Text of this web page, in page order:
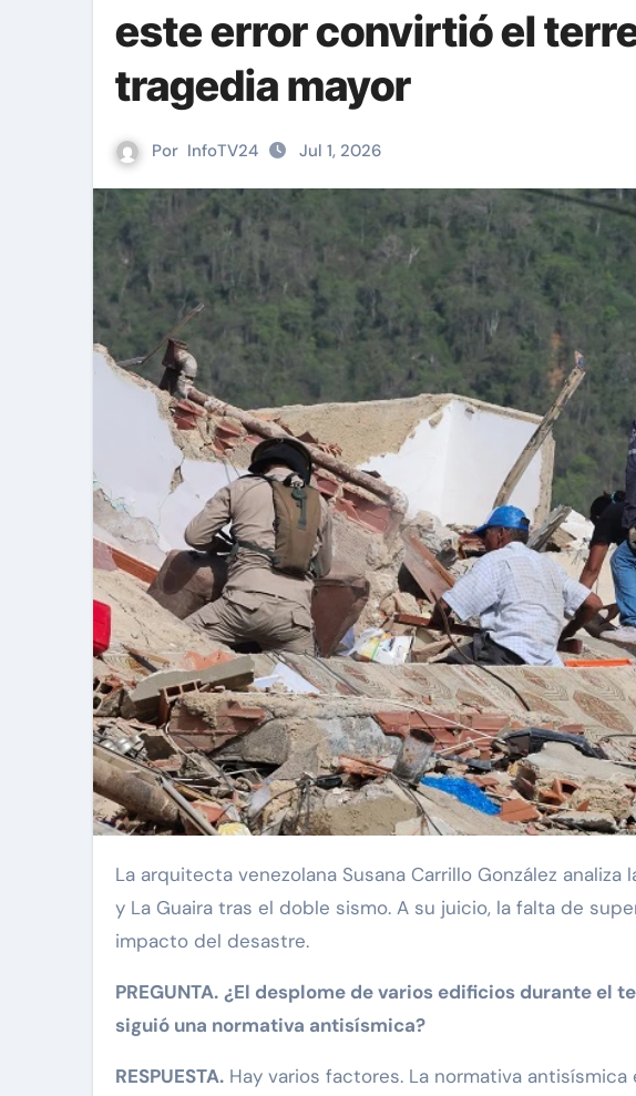
este error convirtió el
tragedia mayor
Por InfoTV24 Jul 1, 2026
La arquitecta venezolana Susana Carrillo González analiza las causas del colapso de edificios en Caracas
y La Guaira tras el doble sismo. A su juicio, la falta de
impacto del desastre.
PREGUNTA. ¿El desplome de varios edificios durante el
siguió una normativa antisísmica?
RESPUESTA. Hay varios factores. La normativa